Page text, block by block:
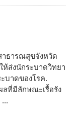
าธารณสุขจังหวัด
ห้ส่งนักระบาดวิทยา
บาดของโรค.
ลที่มีลักษณะเรื้อรัง